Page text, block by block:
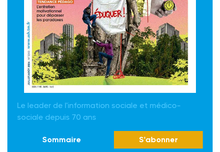
Le leader de l'information sociale et médico-
sociale depuis 70 ans
Sommaire S'abonner